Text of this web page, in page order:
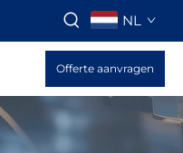
NL
Offerte aanvragen